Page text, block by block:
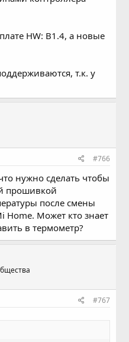
HW: B1.4, а новые
т.к. у
#766
нужно сделать чтобы
прошивкой
после смены
Home. Может кто знает
в термометр?
#767